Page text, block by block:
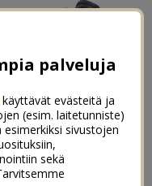
Tipavideo
→
palveluja
käyttävät evästeitä ja
(esim. laitetunniste)
sivustojen
sekä